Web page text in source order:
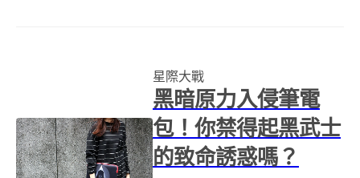
鈴，造型全都來自於星際大戰...
星際大戰
黑暗原力入侵筆電
包！你禁得起黑武士
的致命誘惑嗎？